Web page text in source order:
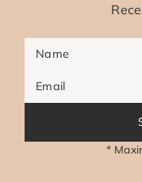
Name
Email
*